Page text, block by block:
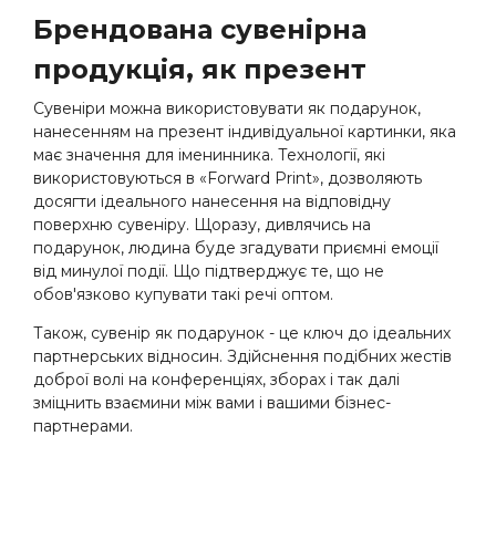
Брендована сувенірна
продукція, як презент
Сувеніри можна використовувати як подарунок,
нанесенням на презент індивідуальної картинки, яка
має значення для іменинника. Технології, які
використовуються в «Forward Print», дозволяють
досягти ідеального нанесення на відповідну
поверхню сувеніру. Щоразу, дивлячись на
подарунок, людина буде згадувати приємні емоції
від минулої події. Що підтверджує те, що не
обов'язково купувати такі речі оптом.
Також, сувенір як подарунок - це ключ до ідеальних
партнерських відносин. Здійснення подібних жестів
доброї волі на конференціях, зборах і так далі
зміцнить взаємини між вами і вашими бізнес-
партнерами.